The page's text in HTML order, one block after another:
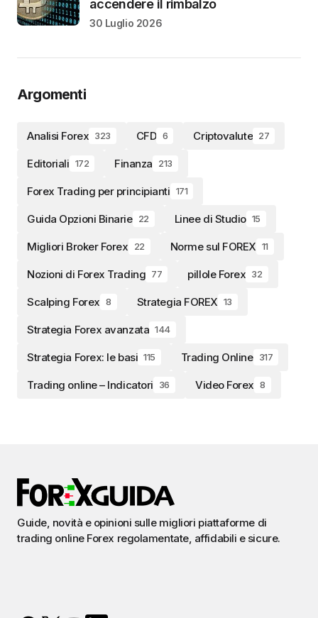
accendere il rimbalzo
30 Luglio 2026
Argomenti
Analisi Forex 323 CFD 6 Criptovalute 27
Editoriali 172 Finanza 213
Forex Trading per principianti 171
Guida Opzioni Binarie 22 Linee di Studio 15
Migliori Broker Forex 22 Norme sul FOREX 11
Nozioni di Forex Trading 77 pillole Forex 32
Scalping Forex 8 Strategia FOREX 13
Strategia Forex avanzata 144
Strategia Forex: le basi 115 Trading Online 317
Trading online – Indicatori 36 Video Forex 8
Guide, novità e opinioni sulle migliori piattaforme di
trading online Forex regolamentate, affidabili e sicure.